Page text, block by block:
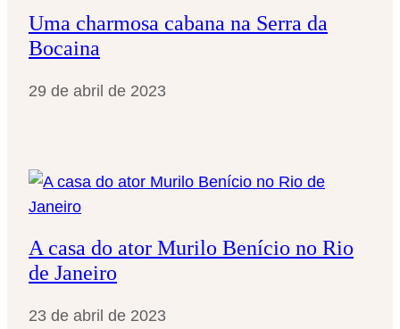
Uma charmosa cabana na Serra da
Bocaina
29 de abril de 2023
A casa do ator Murilo Benício no Rio
de Janeiro
23 de abril de 2023